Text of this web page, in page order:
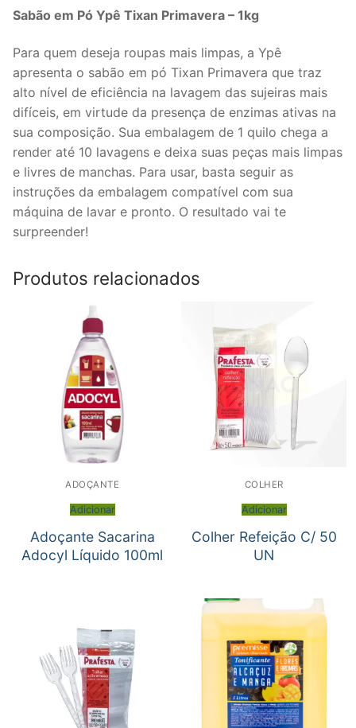
Sabão em Pó Ypê Tixan Primavera – 1kg
Para quem deseja roupas mais limpas, a Ypê
apresenta o sabão em pó Tixan Primavera que traz
alto nível de eficiência na lavagem das sujeiras mais
difíceis, em virtude da presença de enzimas ativas na
sua composição. Sua embalagem de 1 quilo chega a
render até 10 lavagens e deixa suas peças mais limpas
e livres de manchas. Para usar, basta seguir as
instruções da embalagem compatível com sua
máquina de lavar e pronto. O resultado vai te
surpreender!
Produtos relacionados
ADOÇANTE
Adicionar
Adoçante Sacarina
Adocyl Líquido 100ml
COLHER
Adicionar
Colher Refeição C/ 50
UN